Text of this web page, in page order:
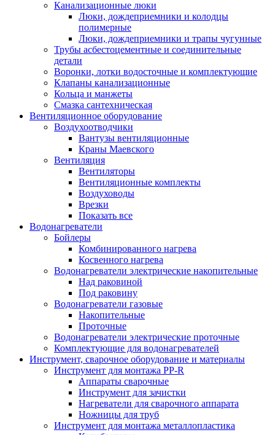
Канализационные люки
Люки, дождеприемники и колодцы
полимерные
Люки, дождеприемники и трапы чугунные
Трубы асбестоцементные и соединительные
детали
Воронки, лотки водосточные и комплектующие
Клапаны канализационные
Кольца и манжеты
Смазка сантехническая
Вентиляционное оборудование
Воздухоотводчики
Вантузы вентиляционные
Краны Маевского
Вентиляция
Вентиляторы
Вентиляционные комплекты
Воздуховоды
Врезки
Показать все
Водонагреватели
Бойлеры
Комбинированного нагрева
Косвенного нагрева
Водонагреватели электрические накопительные
Над раковиной
Под раковину
Водонагреватели газовые
Накопительные
Проточные
Водонагреватели электрические проточные
Комплектующие для водонагревателей
Инструмент, сварочное оборудование и материалы
Инструмент для монтажа PP-R
Аппараты сварочные
Инструмент для зачистки
Нагреватели для сварочного аппарата
Ножницы для труб
Инструмент для монтажа металлопластика